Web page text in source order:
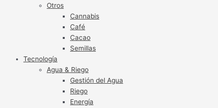
Otros
Cannabis
Café
Cacao
Semillas
Tecnología
Agua & Riego
Gestión del Agua
Riego
Energía